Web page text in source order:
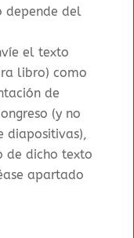
depende del
el texto
libro) como
de
(y no
diapositivas),
de dicho texto
apartado